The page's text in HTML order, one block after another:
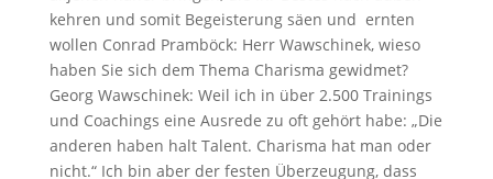
kehren und somit Begeisterung säen und ernten
wollen Conrad Pramböck: Herr Wawschinek, wieso
haben Sie sich dem Thema Charisma gewidmet?
Georg Wawschinek: Weil ich in über 2.500 Trainings
und Coachings eine Ausrede zu oft gehört habe: „Die
anderen haben halt Talent. Charisma hat man oder
nicht.“ Ich bin aber der festen Überzeugung, dass